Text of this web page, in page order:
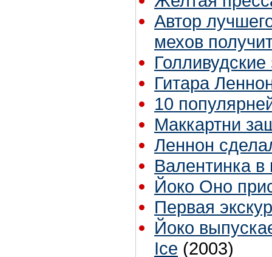
Автор
мехов
Гитара
10
Маккартни
Леннон
Валентинка
Йоко Оно
Первая
Йоко
Ice (2003)